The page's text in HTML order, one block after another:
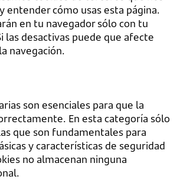
entender cómo usas esta página.
en tu navegador sólo con tu
las desactivas puede que afecte
navegación.
son esenciales para que la
En esta categoría sólo
que son fundamentales para
y características de seguridad
no almacenan ninguna